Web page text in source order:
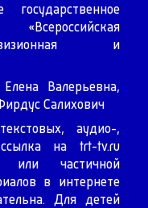
и
Валерьевна,
Салихович
аудио-,
на trt-tv.ru
или частичной
в интернете
Для детей